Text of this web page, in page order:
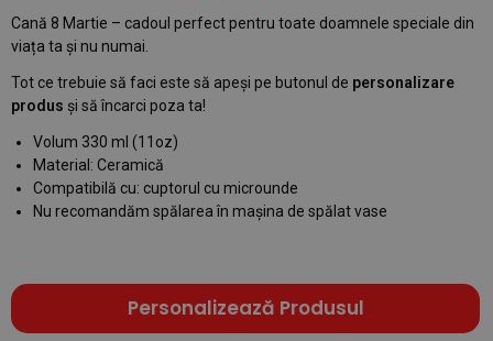
Cană 8 Martie – cadoul perfect pentru toate doamnele speciale din
viața ta și nu numai.
Tot ce trebuie să faci este să apeși pe butonul de personalizare
produs și să încarci poza ta!
Volum 330 ml (11oz)
Material: Ceramică
Compatibilă cu: cuptorul cu microunde
Nu recomandăm spălarea în mașina de spălat vase
Personalizează Produsul